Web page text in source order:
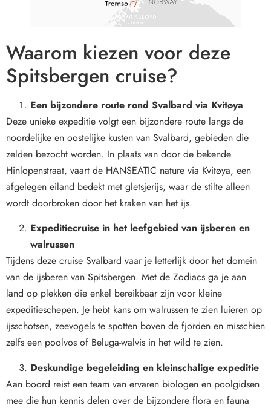
Waarom kiezen voor deze
Spitsbergen cruise?
Een bijzondere route rond Svalbard via Kvitøya
Deze unieke expeditie volgt een bijzondere route langs de
noordelijke en oostelijke kusten van Svalbard, gebieden die
zelden bezocht worden. In plaats van door de bekende
Hinlopenstraat, vaart de HANSEATIC nature via Kvitøya, een
afgelegen eiland bedekt met gletsjerijs, waar de stilte alleen
wordt doorbroken door het kraken van het ijs.
Expeditiecruise in het leefgebied van ijsberen en
walrussen
Tijdens deze cruise Svalbard vaar je letterlijk door het domein
van de ijsberen van Spitsbergen. Met de Zodiacs ga je aan
land op plekken die enkel bereikbaar zijn voor kleine
expeditieschepen. Je hebt kans om walrussen te zien luieren op
ijsschotsen, zeevogels te spotten boven de fjorden en misschien
zelfs een poolvos of Beluga-walvis in het wild te zien.
Deskundige begeleiding en kleinschalige expeditie
Aan boord reist een team van ervaren biologen en poolgidsen
mee die hun kennis delen over de bijzondere flora en fauna